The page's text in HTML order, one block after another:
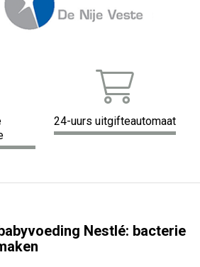
24-uurs uitgifteautomaat
Nestlé: bacterie